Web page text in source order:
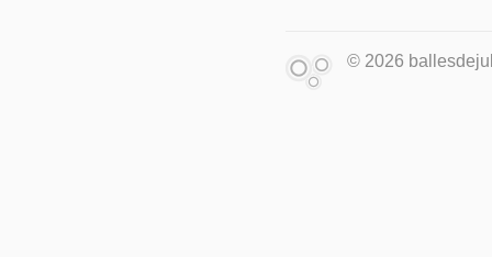
© 2026